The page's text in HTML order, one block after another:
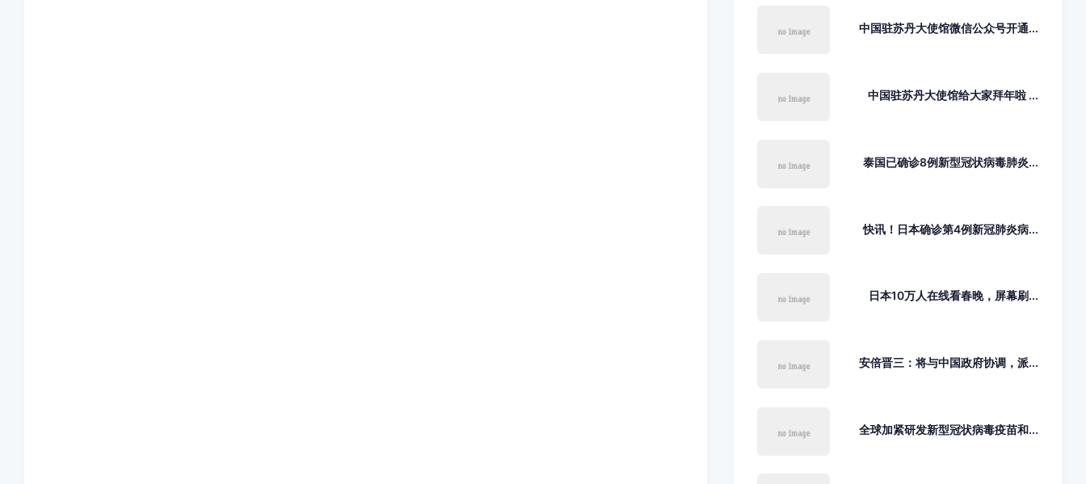
中国驻苏丹大使馆微信公众号开通...
中国驻苏丹大使馆给大家拜年啦 ...
泰国已确诊8例新型冠状病毒肺炎...
快讯！日本确诊第4例新冠肺炎病...
日本10万人在线看春晚，屏幕刷...
安倍晋三：将与中国政府协调，派...
全球加紧研发新型冠状病毒疫苗和...